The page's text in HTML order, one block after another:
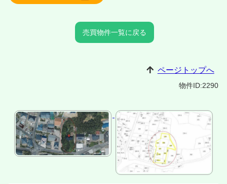
売買物件一覧に戻る
ページトップへ
物件ID:2290